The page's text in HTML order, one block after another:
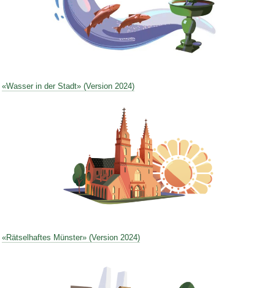
«Wasser in der Stadt» (Version 2024)
«Rätselhaftes Münster» (Version 2024)